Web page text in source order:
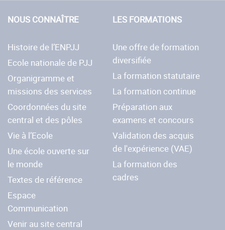
NOUS CONNAÎTRE
Histoire de l’ENPJJ
Ecole nationale de PJJ
Organigramme et
missions des services
Coordonnées du site
central et des pôles
Vie à l’Ecole
Une école ouverte sur
le monde
Textes de référence
Espace
Communication
Venir au site central
LES FORMATIONS
Une offre de formation
diversifiée
La formation statutaire
La formation continue
Préparation aux
examens et concours
Validation des acquis
de l'expérience (VAE)
La formation des
cadres